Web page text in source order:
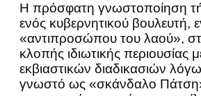
Η πρόσφατη γνωστοποίηση
ενός κυβερνητικού βουλευτή,
«αντιπροσώπου του λαού»,
κλοπής ιδιωτικής περιουσίας
εκβιαστικών διαδικασιών
γνωστό ως «σκάνδαλο